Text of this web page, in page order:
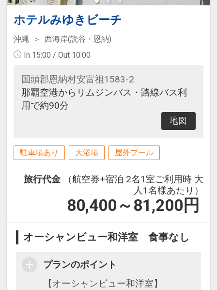
ホテルみゆきビーチ
沖縄
西海岸(読谷・恩納)
In 15:00 / Out 10:00
国頭郡恩納村安富祖1583-2
那覇空港からリムジンバス・路線バス利
用で約90分
地図
駐車場あり 大浴場 屋外プール
旅行代金
（航空券+宿泊 2名1室ご利用時 大
人1名様あたり）
80,400～81,200 円
オーシャンビュー和洋室 食事なし
プランのポイント
【オーシャンビュー和洋室】